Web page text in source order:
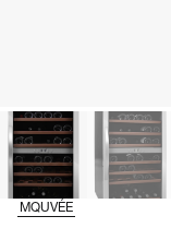
MQUVÉE